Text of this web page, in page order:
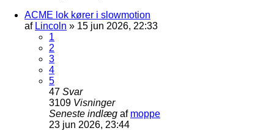
ACME lok kører i slowmotion
af Lincoln » 15 jun 2026, 22:33
1
2
3
4
5
47 Svar
3109 Visninger
Seneste indlæg af moppe
23 jun 2026, 23:44